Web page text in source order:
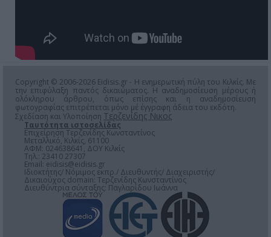
Copyright © 2006-2026 Eidisis.gr - Η ενημερωτική πύλη του Κιλκίς. Με
την επιφύλαξη παντός δικαιώματος. Η αναδημοσίευση μέρους ή
ολόκληρου άρθρου, όπως επίσης και η αναδημοσίευση
φωτογραφίας επιτρέπεται μόνο μέ έγγραφη άδεια του εκδότη.
Σχεδίαση και Υλοποίηση Τερζενίδης Νικος
Ταυτότητα ιστοσελίδας
Επιχείρηση Τερζενίδης Κωνσταντίνος
Μεταλλικό, Κιλκίς, 61100
ΑΦΜ: 024638641, ΔΟΥ Κιλκίς
Τηλ.: 23410 27307
Email: eidisis@eidisis.gr
Ιδιοκτήτης/ Νόμιμος εκπρ./ Διευθυντής/ Διαχειριστής/
Δικαιούχος domain: Τερζενίδης Κωνσταντίνος
Διευθύντρια σύνταξης: Παγλαρίδου Ιωάννα